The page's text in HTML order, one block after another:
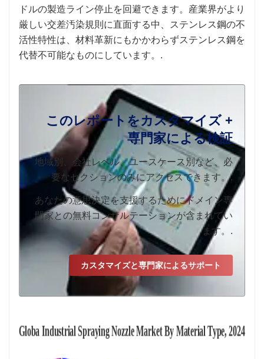
ドルの製造ライン停止を回避できます。産業界がより
厳しい交差汚染規則に直面する中、ステンレス鋼の不
活性特性は、材料革新にもかかわらずステンレス鋼を
代替不可能なものにしています。.
このレポートをカスタマイズ +
専門家による検証
地域別、会社レベル、ユースケース別など、必
要なセクションのみにアクセスできます。.
あなたの意思決定を支援するためにドメイン専
門家との無料コンサルテーションが含まれてい
ます。.
カスタマイズと専門家によるサポート